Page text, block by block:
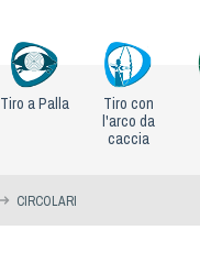
Tiro a Palla
Tiro con
l'arco da
caccia
CIRCOLARI